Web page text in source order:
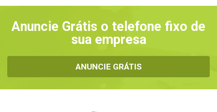
Anuncie Grátis o telefone fixo de
sua empresa
ANUNCIE GRÁTIS